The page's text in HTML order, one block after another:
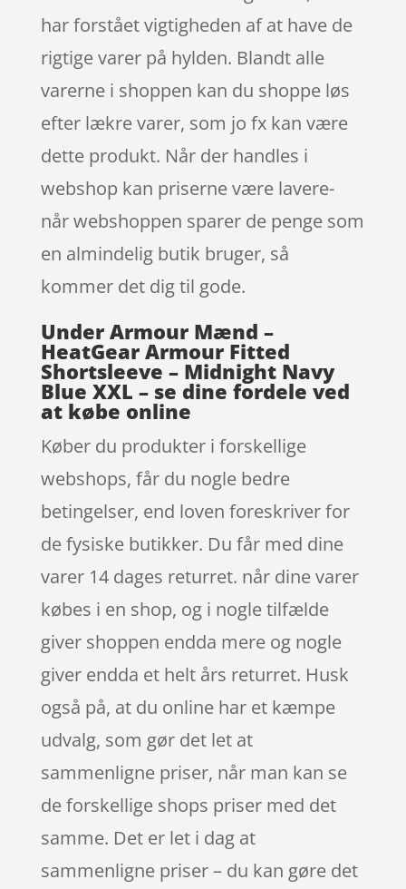
har forstået vigtigheden af at have de
rigtige varer på hylden. Blandt alle
varerne i shoppen kan du shoppe løs
efter lækre varer, som jo fx kan være
dette produkt. Når der handles i
webshop kan priserne være lavere-
når webshoppen sparer de penge som
en almindelig butik bruger, så
kommer det dig til gode.
Under Armour Mænd –
HeatGear Armour Fitted
Shortsleeve – Midnight Navy
Blue XXL – se dine fordele ved
at købe online
Køber du produkter i forskellige
webshops, får du nogle bedre
betingelser, end loven foreskriver for
de fysiske butikker. Du får med dine
varer 14 dages returret. når dine varer
købes i en shop, og i nogle tilfælde
giver shoppen endda mere og nogle
giver endda et helt års returret. Husk
også på, at du online har et kæmpe
udvalg, som gør det let at
sammenligne priser, når man kan se
de forskellige shops priser med det
samme. Det er let i dag at
sammenligne priser – du kan gøre det